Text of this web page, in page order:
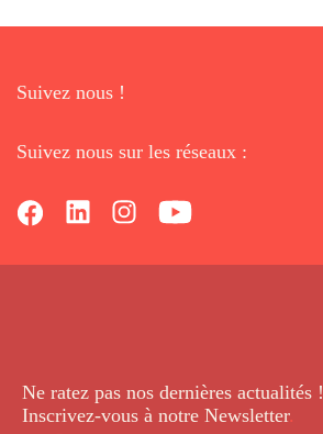
Suivez nous !
Suivez nous sur les réseaux :
Ne ratez pas nos dernières actualités !
Inscrivez-vous à notre Newsletter.